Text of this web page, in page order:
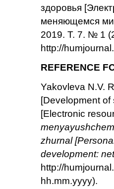
здоровья
меняющемся
2019. Т. 7. № 1
http://
REFERENCE
Yakovleva N.V.
[Development
[Electronic
zhurnal
development:
http://
hh.mm.yyyy).